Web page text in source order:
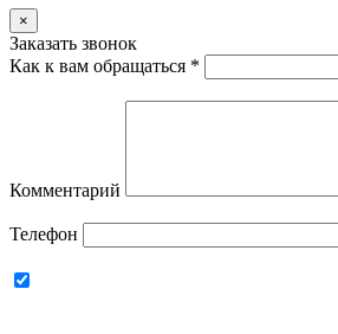
×
Заказать звонок
Как к вам обращаться *
Комментарий
Телефон